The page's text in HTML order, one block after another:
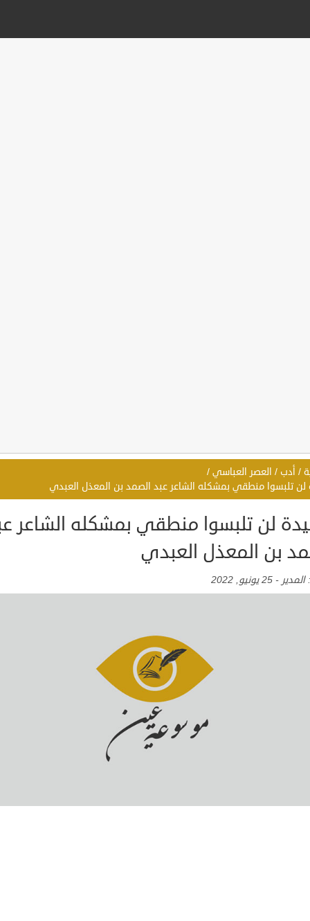
/ أدب / العصر العباسي /
تلبسوا منطقي بمشكله الشاعر عبد الصمد بن المعذل العبدي
لن تلبسوا منطقي بمشكله الشاعر
بن المعذل العبدي
المدير - 25 يونيو, 2022